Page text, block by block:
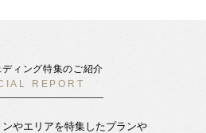
ディング特集のご紹介
REPORT
やエリアを特集したプランや